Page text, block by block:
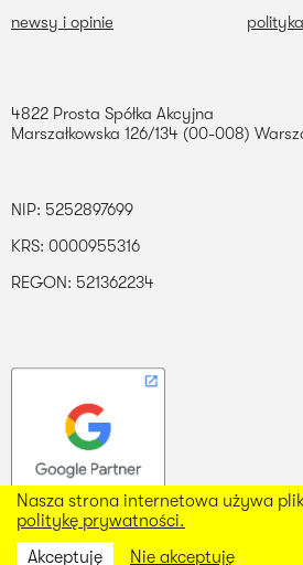
Nasza strona internetowa używa
politykę prywatności.
Akceptuję
Nie akceptuję
Nasza strona internetowa używa
politykę prywatności.
Akceptuję
Nie akceptuję
newsy i opinie
4822 Prosta Spółka Akcyjna
Marszałkowska 126/134 (00-008)
NIP: 5252897699
KRS: 0000955316
REGON: 521362234